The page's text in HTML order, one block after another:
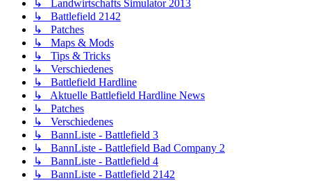
↳ Landwirtschafts Simulator 2013
↳ Battlefield 2142
↳ Patches
↳ Maps & Mods
↳ Tips & Tricks
↳ Verschiedenes
↳ Battlefield Hardline
↳ Aktuelle Battlefield Hardline News
↳ Patches
↳ Verschiedenes
↳ BannListe - Battlefield 3
↳ BannListe - Battlefield Bad Company 2
↳ BannListe - Battlefield 4
↳ BannListe - Battlefield 2142